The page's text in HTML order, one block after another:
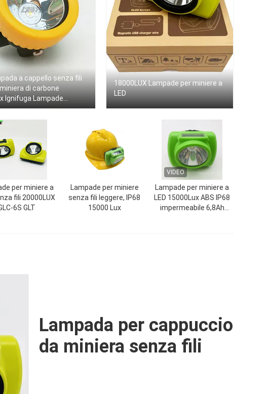
a cappello senza fili
di carbone
Ignifuga Lampade
LED
18000LUX Lampade per miniere a
LED
per miniere a
fili 20000LUX
6S GLT
Lampade per miniere
senza fili leggere, IP68
15000 Lux
VIDEO
Lampade per miniere a
LED 15000Lux ABS IP68
impermeabile 6,8Ah
Lampada per cappuccio
da miniera senza fili